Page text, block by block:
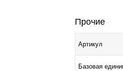
Прочие
Артикул
Базовая